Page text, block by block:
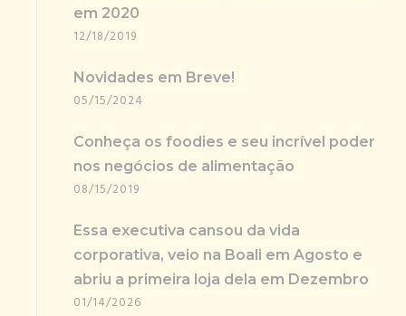
em 2020
12/18/2019
Novidades em Breve!
05/15/2024
Conheça os foodies e seu incrível poder
nos negócios de alimentação
08/15/2019
Essa executiva cansou da vida
corporativa, veio na Boali em Agosto e
abriu a primeira loja dela em Dezembro
01/14/2026